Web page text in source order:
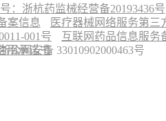
：浙杭药监械经营备20193436号
案信息
医疗器械网络服务第三
001号
互联网药品信息服务
用承诺书
公网安备 33010902000463号